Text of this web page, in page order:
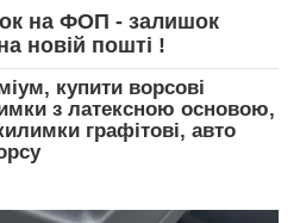
на ФОП - залишок
новій пошті !
купити ворсові
з латексною основою,
графітові, авто